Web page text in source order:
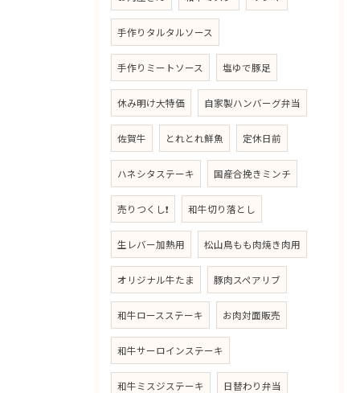
手作りタルタルソース
手作りミートソース 塩ゆで豚足
休み明け大特価 自家製ハンバーグ弁当
佐賀牛 とれとれ鮮魚 定休日前
ハネシタステーキ 国産合挽きミンチ
売りつくし❗ 和牛切り落とし
生レバー加熱用 松山鳥もも肉焼き肉用
オリジナル牛たま 豚肉スペアリブ
和牛ロースステーキ お肉対面販売
和牛サーロインステーキ
和牛ミスジステーキ 日替わり弁当